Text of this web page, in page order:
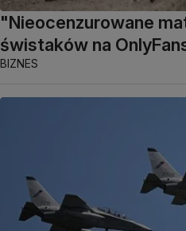
"Nieocenzurowane
świstaków na
BIZNES